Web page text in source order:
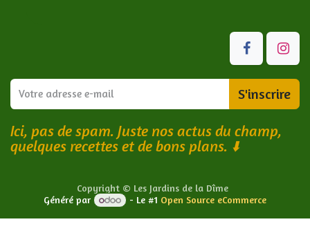
S'inscrire
Ici, pas de spam. Juste nos actus du champ,
quelques recettes et de bons plans. ⬇️
Copyright © Les Jardins de la Dîme
Généré par
- Le #1 Open Source eCommerce